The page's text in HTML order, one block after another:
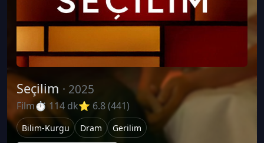
Seçilim · 2025
Film⏱ 114 dk⭐ 6.8 (441)
Bilim-Kurgu Dram Gerilim